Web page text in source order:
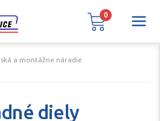
a montážne náradie
diely
0